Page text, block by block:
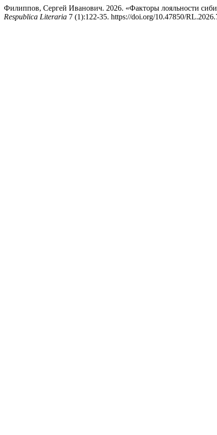
Филиппов, Сергей Иванович. 2026. «Факторы лояльности
Respublica Literaria 7 (1):122-35. https://doi.org/10.47850/